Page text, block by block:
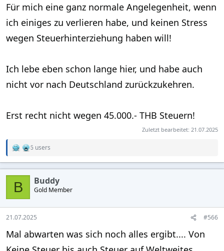
Für mich eine ganz normale Angelegenheit, wenn
ich einiges zu verlieren habe, und keinen Stress
wegen Steuerhinterziehung haben will!
Ich lebe eben schon lange hier, und habe auch
nicht vor nach Deutschland zurückzukehren.
Erst recht nicht wegen 45.000.- THB Steuern!
Zuletzt bearbeitet: 21.07.2025
R
a
c
o
n
s
6 users
B Buddy
Gold Member
21.07.2025 #566
Mal abwarten was sich noch alles ergibt.... Von